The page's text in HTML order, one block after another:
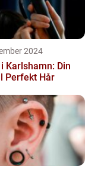
2024
Karlshamn: Din
Perfekt Hår